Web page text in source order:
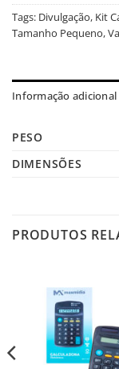
Tags: Divulgação, Kit
Tamanho Pequeno,
Informação adicional
PESO
DIMENSÕES
PRODUTOS